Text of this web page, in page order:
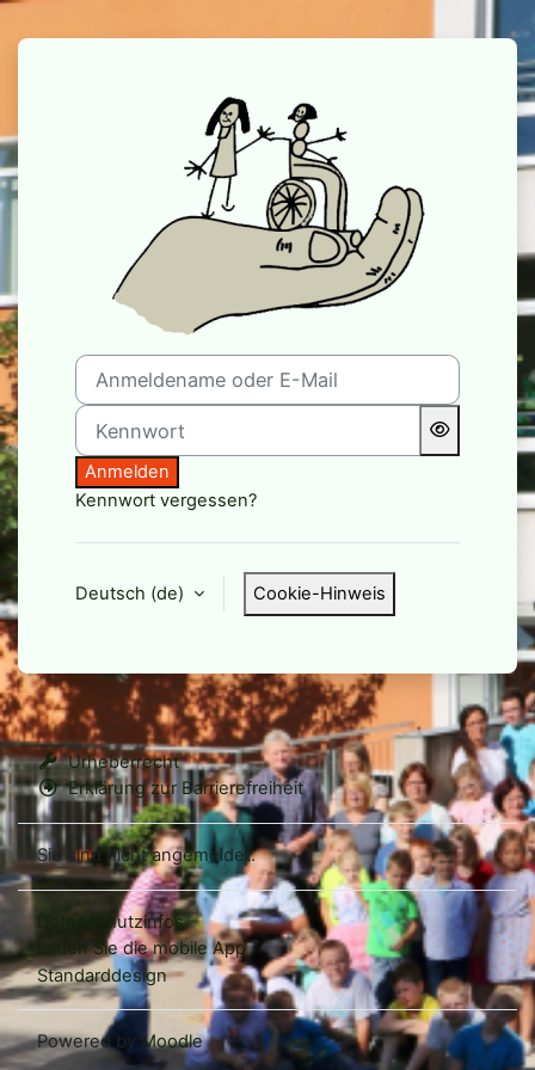
Zum Hauptinhalt
Anmelden bei 'Moodle
Anmeldename oder E-Mail
Kennwort
Anmelden
Kennwort vergessen?
Deutsch ‎(de)‎ Cookie-Hinweis
Urheberrecht
Erklärung zur Barrierefreiheit
Sie sind nicht angemeldet.
Datenschutzinfos
Laden Sie die mobile App
Standarddesign
Powered by Moodle